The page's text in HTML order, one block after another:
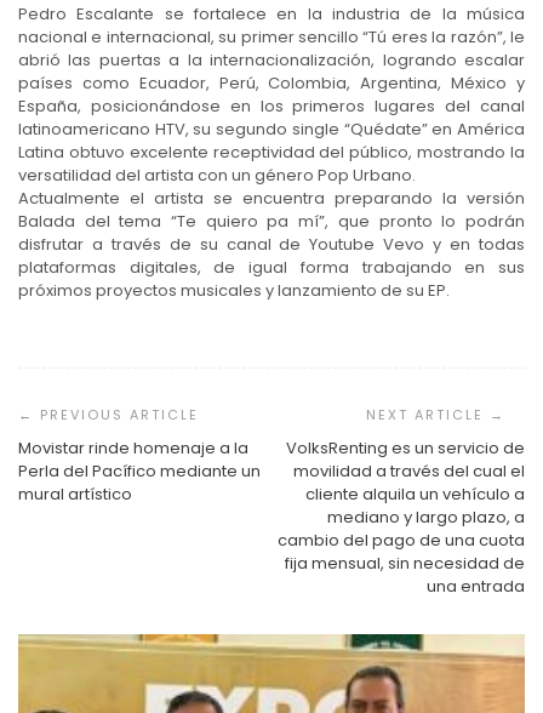
Pedro Escalante se fortalece en la industria de la música
nacional e internacional, su primer sencillo “Tú eres la razón”, le
abrió las puertas a la internacionalización, logrando escalar
países como Ecuador, Perú, Colombia, Argentina, México y
España, posicionándose en los primeros lugares del canal
latinoamericano HTV, su segundo single “Quédate” en América
Latina obtuvo excelente receptividad del público, mostrando la
versatilidad del artista con un género Pop Urbano.
Actualmente el artista se encuentra preparando la versión
Balada del tema “Te quiero pa mí”, que pronto lo podrán
disfrutar a través de su canal de Youtube Vevo y en todas
plataformas digitales, de igual forma trabajando en sus
próximos proyectos musicales y lanzamiento de su EP.
de
entradas
Movistar rinde homenaje a la
Perla del Pacífico mediante un
mural artístico
VolksRenting es un servicio de
movilidad a través del cual el
cliente alquila un vehículo a
mediano y largo plazo, a
cambio del pago de una cuota
fija mensual, sin necesidad de
una entrada